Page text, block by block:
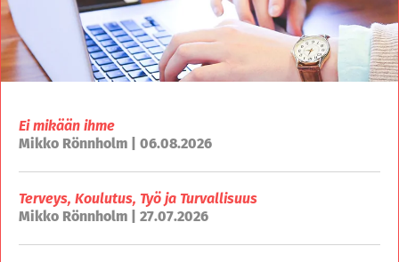
Ei mikään ihme
Mikko Rönnholm | 06.08.2026
Terveys, Koulutus, Työ ja Turvallisuus
Mikko Rönnholm | 27.07.2026